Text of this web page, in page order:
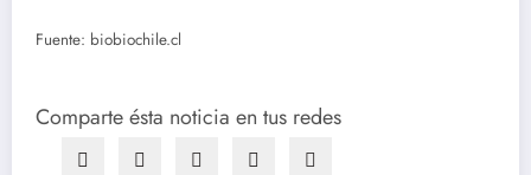
Fuente: biobiochile.cl
Comparte ésta noticia en tus redes